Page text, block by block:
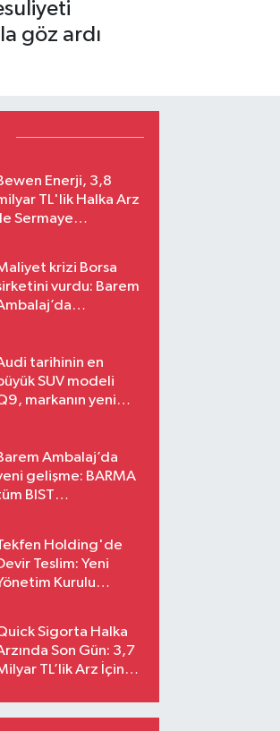
göz ardı
Enerji, 3,8
TL'lik Halka Arz
Sermaye
krizi Borsa
vurdu: Barem
tarihinin en
SUV modeli
markanın yeni
Ambalaj’da
gelişme: BARMA
BIST
Holding'de
Teslim: Yeni
Kurulu
Sigorta Halka
Son Gün: 3,7
TL’lik Arz İçin